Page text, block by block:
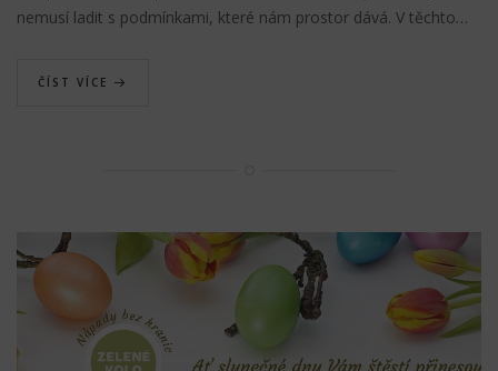
nemusí ladit s podmínkami, které nám prostor dává. V těchto…
ČÍST VÍCE